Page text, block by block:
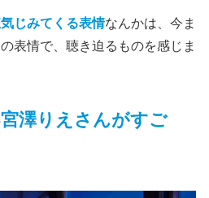
じみてくる表情なんかは、今ま
表情で、聴き迫るものを感じま
宮澤りえさんがすご